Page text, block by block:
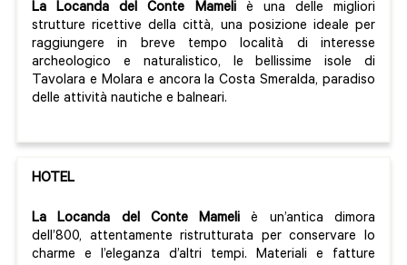
La Locanda del Conte Mameli
è una delle migliori
strutture ricettive della città, una posizione ideale per
raggiungere in breve tempo località di interesse
archeologico e naturalistico, le bellissime isole di
Tavolara e Molara e ancora la Costa Smeralda, paradiso
delle attività nautiche e balneari.
HOTEL
La Locanda del Conte Mameli è un’antica dimora
dell’800, attentamente ristrutturata per conservare lo
charme e l’eleganza d’altri tempi. Materiali e fatture